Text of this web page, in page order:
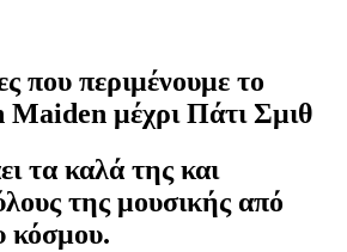
που περιμένουμε το
μέχρι Πάτι Σμιθ
τα καλά της και
της μουσικής από
κόσμου.